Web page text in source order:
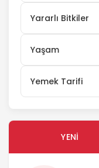
Yararlı Bitkiler
Yaşam
Yemek Tarifi
YENI